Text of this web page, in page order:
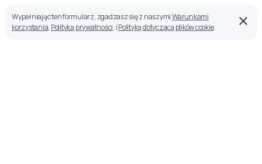
Wypełniając ten formularz, zgadzasz się z naszymiWarunkami
korzystania, Polityką prywatności, iPolityką dotyczącą plików cookie.